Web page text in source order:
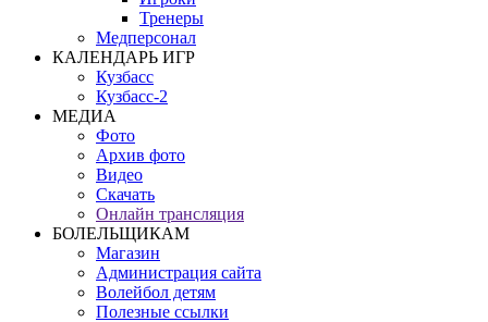
Тренеры
Медперсонал
КАЛЕНДАРЬ ИГР
Кузбасс
Кузбасс-2
МЕДИА
Фото
Архив фото
Видео
Скачать
Онлайн трансляция
БОЛЕЛЬЩИКАМ
Магазин
Администрация сайта
Волейбол детям
Полезные ссылки